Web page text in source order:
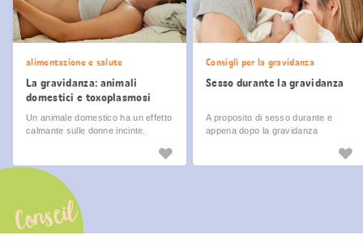
alimentazione e salute
La gravidanza: animali
domestici e toxoplasmosi
Un animale domestico ha un effetto
calmante sulle donne incinte.
rappresentano un pericolo. Con i
gatti è invece richiesta un po' di
prudenza.
Consigli per la gravidanza
Sesso durante la gravidanza
A proposito di sesso durante e
appena dopo la gravidanza
Conseil